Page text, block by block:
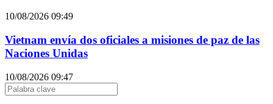
10/08/2026 09:49
Vietnam envía dos oficiales a misiones de paz de las
Naciones Unidas
10/08/2026 09:47